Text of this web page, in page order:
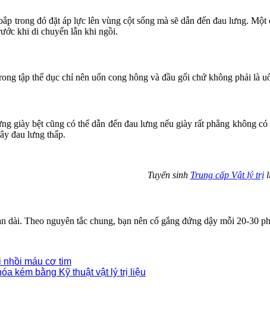
trong đó đặt áp lực lên vùng cột sống mà sẽ dẫn đến đau lưng.
khi di chuyển lẫn khi ngồi.
tập thể dục chỉ nên uốn cong hông và đầu gối chứ không phải là
giày bệt cũng có thể dẫn đến đau lưng nếu giày rất phẳng không
đau lưng thấp.
Tuyển sinh Trung cấp Vật lý trị
dài. Theo nguyên tắc chung, bạn nên cố gắng đứng dậy mỗi 20-30
nhồi máu cơ tim
kém bằng Kỹ thuật vật lý trị liệu